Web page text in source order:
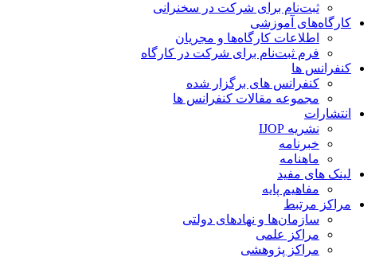
ثبت‌نام برای شرکت در سخنرانی
کارگاه‌های آموزشی
اطلاعات کارگاه‌ها و مجریان
فرم ثبت‌نام برای شرکت در کارگاه
کنفرانس ها
کنفرانس های برگزار شده
مجموعه مقالات کنفرانس ها
انتشارات
نشریه IJOP
خبرنامه
ماهنامه
لینک های مفید
مفاهیم پایه
مراکز مرتبط
سازمان‌ها و نهادهای دولتی
مراکز علمی
مراکز پژوهشی